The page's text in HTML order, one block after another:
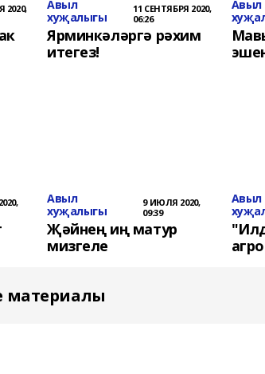
2020,
Авыл
хуҗалыгы
11 СЕНТЯБРЯ 2020,
06:26
Ярминкәләргә рәхим
итегез!
Авыл
Авыл
хуҗалыгы
9 ИЮЛЯ 2020,
09:39
Җәйнең иң матур
мизгеле
Авыл
материалы